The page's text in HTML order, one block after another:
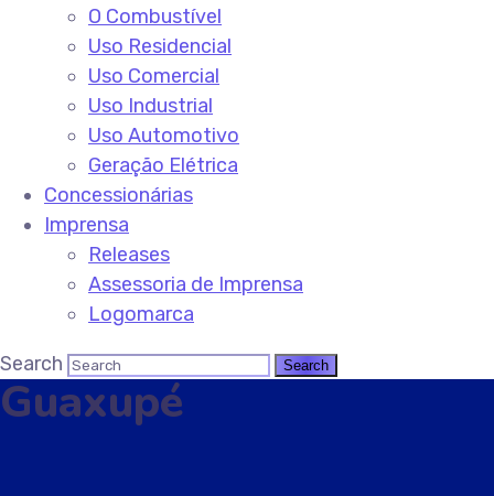
O Combustível
Uso Residencial
Uso Comercial
Uso Industrial
Uso Automotivo
Geração Elétrica
Concessionárias
Imprensa
Releases
Assessoria de Imprensa
Logomarca
Search
Guaxupé